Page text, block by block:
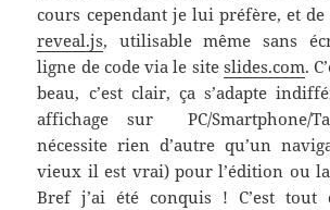
cours cependant je lui préfère, et
reveal.js, utilisable même sans
ligne de code via le site slides.com.
beau, c’est clair, ça s’adapte
affichage sur PC/Smartphone/
nécessite rien d’autre qu’un
vieux il est vrai) pour l’édition ou
Bref j’ai été conquis ! C’est tout